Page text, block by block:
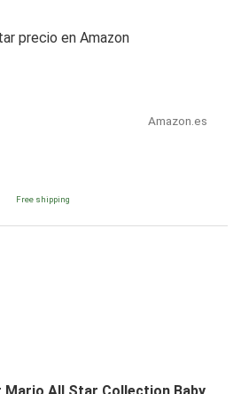
precio en Amazon
Amazon.es
Free shipping